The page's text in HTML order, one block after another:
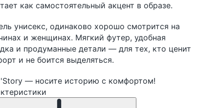
как самостоятельный акцент в образе.
унисекс, одинаково хорошо смотрится на
и женщинах. Мягкий футер, удобная
и продуманные детали — для тех, кто ценит
и не боится выделяться.
— носите историю с комфортом!